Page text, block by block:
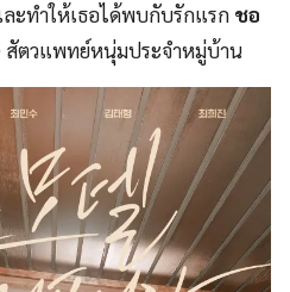
ะทำให้เธอได้พบกับรักแรก ชอ
สัตวแพทย์หนุ่มประจำหมู่บ้าน